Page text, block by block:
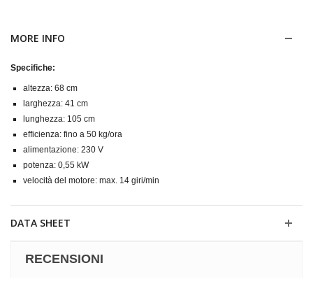
MORE INFO
Specifiche:
altezza: 68 cm
larghezza: 41 cm
lunghezza: 105 cm
efficienza: fino a 50 kg/ora
alimentazione: 230 V
potenza: 0,55 kW
velocità del motore: max. 14 giri/min
DATA SHEET
RECENSIONI